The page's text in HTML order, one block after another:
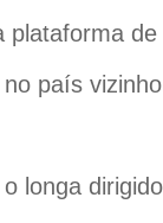
país
longa